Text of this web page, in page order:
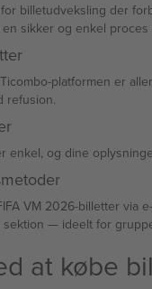
billetudveksling der
sikker og enkel
platformen er
refusion.
enkel, og dine
VM 2026-billetter via
placeret i den samme
at købe